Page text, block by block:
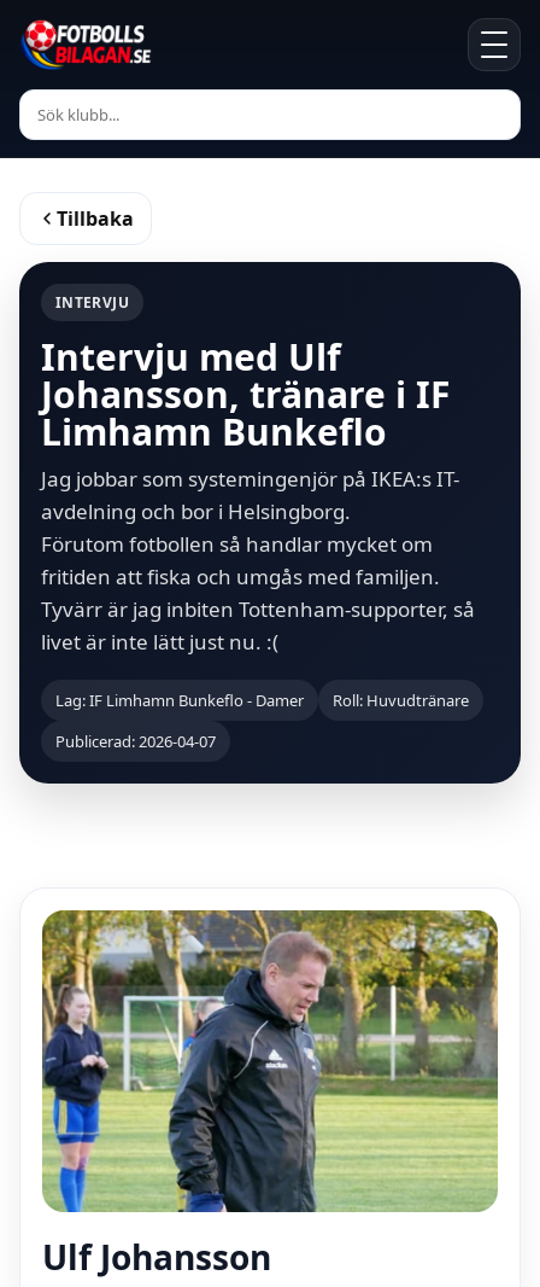
Tillbaka
INTERVJU
Intervju med Ulf
Johansson, tränare i IF
Limhamn Bunkeflo
Jag jobbar som systemingenjör på IKEA:s IT-
avdelning och bor i Helsingborg.
Förutom fotbollen så handlar mycket om
fritiden att fiska och umgås med familjen.
Tyvärr är jag inbiten Tottenham-supporter, så
livet är inte lätt just nu. :(
Lag: IF Limhamn Bunkeflo - Damer
Roll: Huvudtränare
Publicerad: 2026-04-07
Ulf Johansson